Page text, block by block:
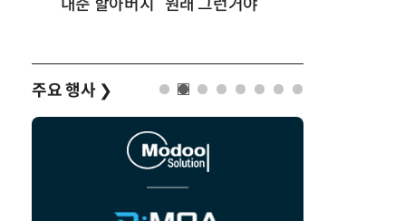
내준 할아버지 “원래 그런거야”
주요 행사 ❯